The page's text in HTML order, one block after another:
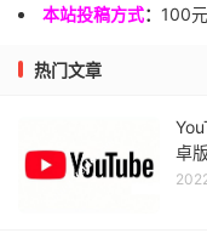
本站投稿方式： 100
热门文章
卓